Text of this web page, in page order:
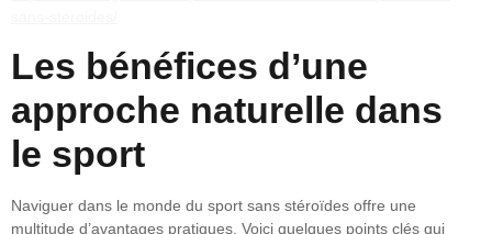
Les bénéfices d’une
approche naturelle dans
le sport
Naviguer dans le monde du sport sans stéroïdes offre une
multitude d’avantages pratiques. Voici quelques points clés qui